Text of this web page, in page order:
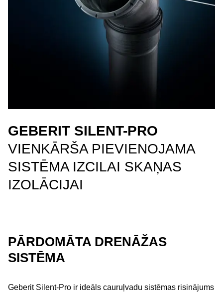
GEBERIT SILENT-PRO
VIENKĀRŠA PIEVIENOJAMA
SISTĒMA IZCILAI SKAŅAS
IZOLĀCIJAI
PĀRDOMĀTA DRENĀŽAS
SISTĒMA
Geberit Silent-Pro ir ideāls cauruļvadu sistēmas risinājums